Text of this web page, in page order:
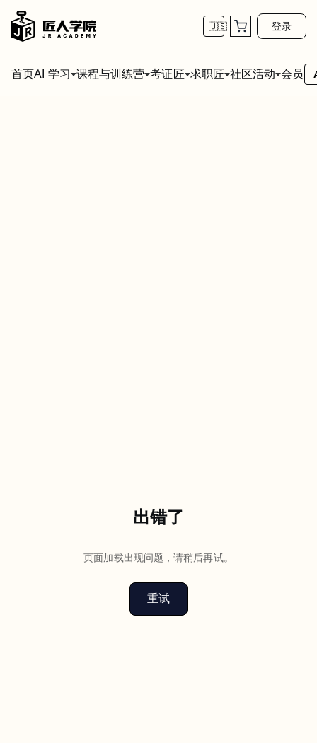
🇺🇸 登录
首页AI 学习 课程与训练营 考证匠 求职匠 社区活动 会员
出错了
页面加载出现问题，请稍后再试。
重试